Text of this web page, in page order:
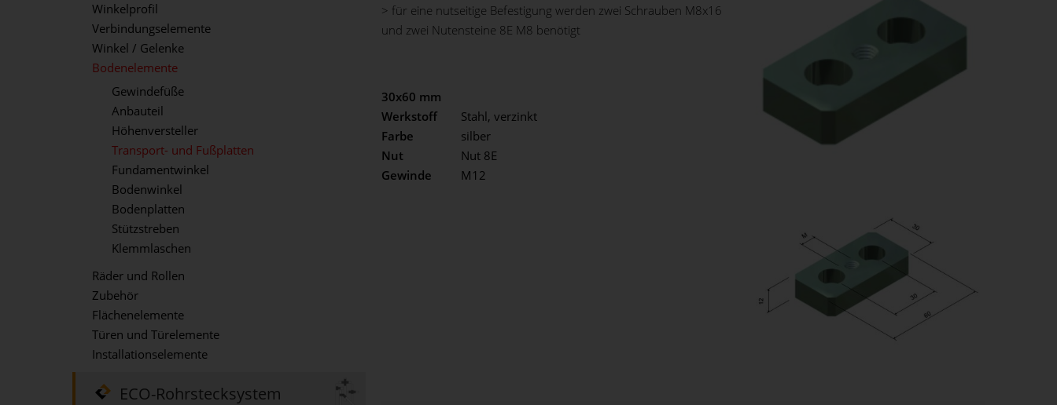
Winkelprofil
Verbindungselemente
Winkel / Gelenke
Bodenelemente
Gewindefüße
Anbauteil
Höhenversteller
Transport- und Fußplatten
Fundamentwinkel
Bodenwinkel
Bodenplatten
Stützstreben
Klemmlaschen
Räder und Rollen
Zubehör
Flächenelemente
Türen und Türelemente
Installationselemente
ECO-Rohrstecksystem
> für eine nutseitige Befestigung werden zwei Schrauben M8x16
und zwei Nutensteine 8E M8 benötigt
30x60 mm
Werkstoff
Stahl, verzinkt
Farbe
silber
Nut
Nut 8E
Gewinde
M12